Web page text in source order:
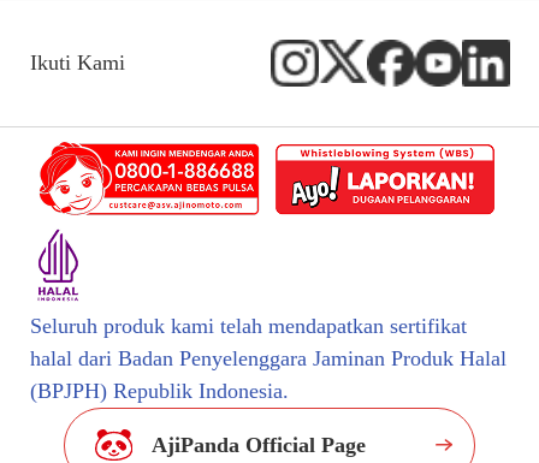
Ikuti Kami
Seluruh produk kami telah mendapatkan sertifikat
halal dari Badan Penyelenggara Jaminan Produk Halal
(BPJPH) Republik Indonesia.
AjiPanda Official Page